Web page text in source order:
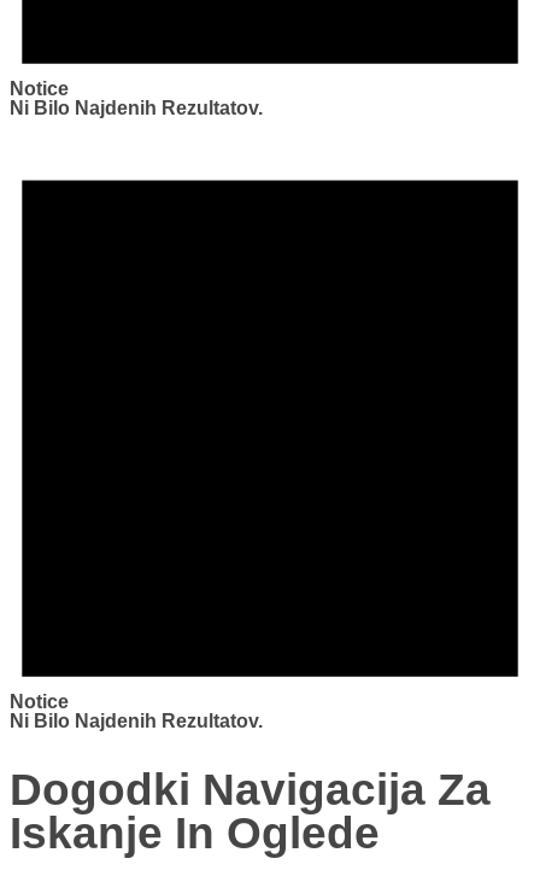
Notice
Ni Bilo Najdenih Rezultatov.
Notice
Ni Bilo Najdenih Rezultatov.
Dogodki Navigacija Za
Iskanje In Oglede